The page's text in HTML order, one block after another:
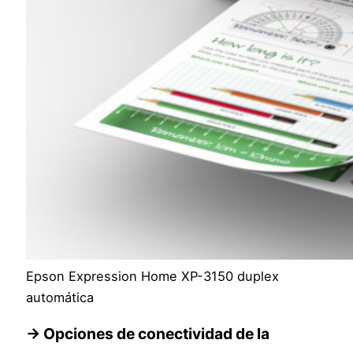
Epson Expression Home XP-3150 duplex
automática
→ Opciones de conectividad de la